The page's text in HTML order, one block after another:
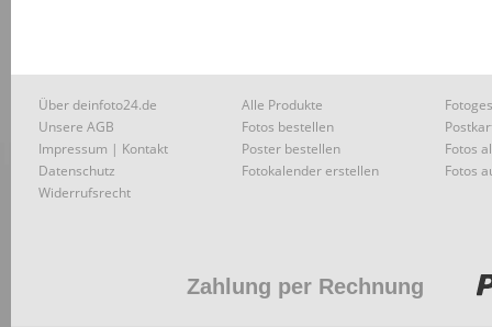
Über deinfoto24.de
Unsere AGB
Impressum | Kontakt
Datenschutz
Widerrufsrecht
Alle Produkte
Fotos bestellen
Poster bestellen
Fotokalender erstellen
Fotos
Fotos
Zahlung per Rechnung